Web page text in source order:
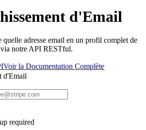
d'Email
quelle adresse email en un profil complet de
notre API RESTful.
Voir la Documentation Complète
d'Email
required